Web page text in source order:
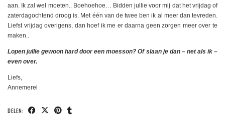
aan. Ik zal wel moeten.. Boehoehoe… Bidden jullie voor mij dat het vrijdag of
zaterdagochtend droog is. Met één van de twee ben ik al meer dan tevreden.
Liefst vrijdag overigens, dan hoef ik me er daarna geen zorgen meer over te
maken..
Lopen jullie gewoon hard door een moesson? Of slaan je dan – net als ik –
even over.
Liefs,
Annemerel
DELEN: